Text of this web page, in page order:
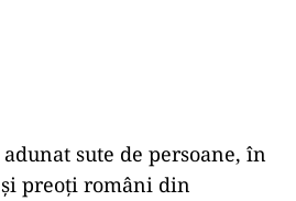
sute de persoane, în
preoți români din